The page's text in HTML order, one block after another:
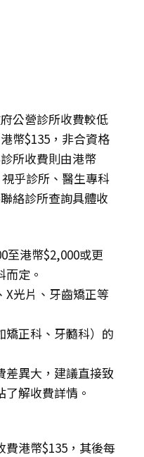
公營診所收費較低
幣$135，非合資格
所收費則由港幣
乎診所、醫生專科
絡診所查詢具體收
至港幣$2,000或更
定。
X光片、牙齒矯正等
矯正科、牙髓科）的
差異大，建議直接致
解收費詳情。
費港幣$135，其後每